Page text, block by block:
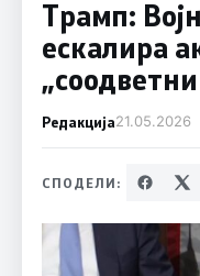
Трамп:
ескалира
Редакција21.05.2026
СПОДЕЛИ: